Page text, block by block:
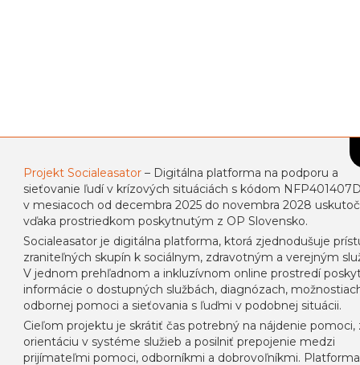
Projekt Socialeasator – Digitálna platforma na podporu a
sieťovanie ľudí v krízových situáciách s kódom
v mesiacoch od decembra 2025 do novembra 2028
vďaka prostriedkom poskytnutým z OP Slovensko.
Socialeasator je digitálna platforma, ktorá zjednodušuje
zraniteľných skupín k sociálnym, zdravotným a verejným
V jednom prehľadnom a inkluzívnom online prostredí
informácie o dostupných službách, diagnózach,
odbornej pomoci a sieťovania s ľuďmi v podobnej situácii.
Cieľom projektu je skrátiť čas potrebný na nájdenie pomoci,
orientáciu v systéme služieb a posilniť prepojenie medzi
prijímateľmi pomoci, odborníkmi a dobrovoľníkmi. Platforma